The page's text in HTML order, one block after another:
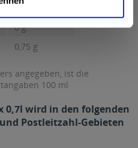
2,5 g
0 g
0,75 g
angegeben, ist die
100 ml
0,7l wird in den folgenden
Postleitzahl-Gebieten